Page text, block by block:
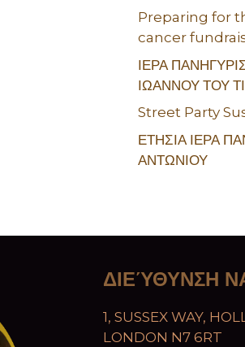
Preparing for
cancer
ΙΕΡΑ
ΙΩΑΝΝΟΥ ΤΟΥ
Street Party
ΕΤΗΣΙΑ ΙΕΡΑ
ΑΝΤΩΝΙΟΥ
ΔΙΕΎΘΥΝΣΗ
1, SUSSEX WAY,
LONDON N7 6RT